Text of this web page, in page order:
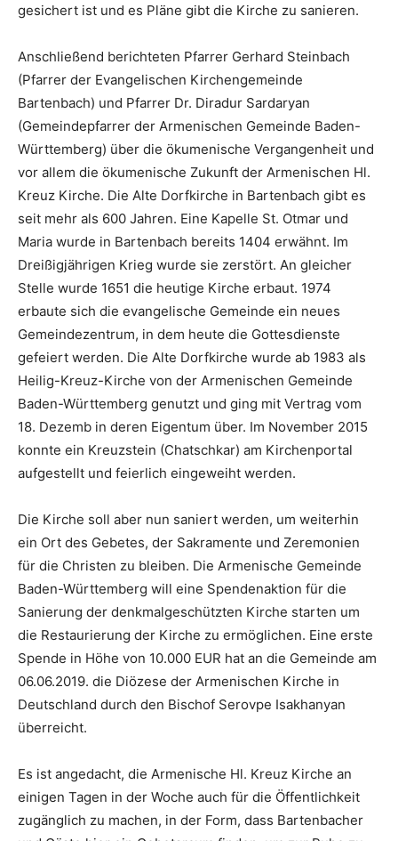
gesichert ist und es Pläne gibt die Kirche zu sanieren.
Anschließend berichteten Pfarrer Gerhard Steinbach
(Pfarrer der Evangelischen Kirchengemeinde
Bartenbach) und Pfarrer Dr. Diradur Sardaryan
(Gemeindepfarrer der Armenischen Gemeinde Baden-
Württemberg) über die ökumenische Vergangenheit und
vor allem die ökumenische Zukunft der Armenischen Hl.
Kreuz Kirche. Die Alte Dorfkirche in Bartenbach gibt es
seit mehr als 600 Jahren. Eine Kapelle St. Otmar und
Maria wurde in Bartenbach bereits 1404 erwähnt. Im
Dreißigjährigen Krieg wurde sie zerstört. An gleicher
Stelle wurde 1651 die heutige Kirche erbaut. 1974
erbaute sich die evangelische Gemeinde ein neues
Gemeindezentrum, in dem heute die Gottesdienste
gefeiert werden. Die Alte Dorfkirche wurde ab 1983 als
Heilig-Kreuz-Kirche von der Armenischen Gemeinde
Baden-Württemberg genutzt und ging mit Vertrag vom
18. Dezemb in deren Eigentum über. Im November 2015
konnte ein Kreuzstein (Chatschkar) am Kirchenportal
aufgestellt und feierlich eingeweiht werden.
Die Kirche soll aber nun saniert werden, um weiterhin
ein Ort des Gebetes, der Sakramente und Zeremonien
für die Christen zu bleiben. Die Armenische Gemeinde
Baden-Württemberg will eine Spendenaktion für die
Sanierung der denkmalgeschützten Kirche starten um
die Restaurierung der Kirche zu ermöglichen. Eine erste
Spende in Höhe von 10.000 EUR hat an die Gemeinde am
06.06.2019. die Diözese der Armenischen Kirche in
Deutschland durch den Bischof Serovpe Isakhanyan
überreicht.
Es ist angedacht, die Armenische Hl. Kreuz Kirche an
einigen Tagen in der Woche auch für die Öffentlichkeit
zugänglich zu machen, in der Form, dass Bartenbacher